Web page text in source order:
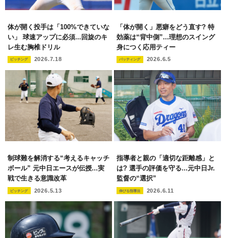
体が開く投手は「100%できていな
い」 球速アップに必須...回旋のキ
レ生む胸椎ドリル
ピッチング 2026.7.18
「体が開く」悪癖をどう直す? 特
効薬は“背中側”...理想のスイング
身につく応用ティー
バッティング 2026.6.5
制球難を解消する“考えるキャッチ
ボール” 元中日エースが伝授...実
戦で生きる意識改革
ピッチング 2026.5.13
指導者と親の「適切な距離感」と
は? 選手の評価を守る...元中日Jr.
監督の“選択”
伸びる指導法 2026.6.11